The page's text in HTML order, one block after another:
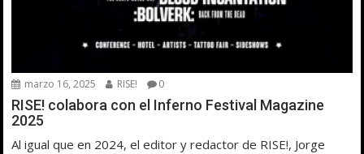
marzo 16, 2025 RISE! 0
RISE! colabora con el Inferno Festival Magazine
2025
Al igual que en 2024, el editor y redactor de RISE!, Jorge